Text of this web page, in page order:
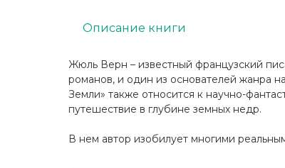
Жюль Верн – известный французский
романов, и один из основателей жанра
Земли» также относится к научно-
путешествие в глубине земных недр.
В нем автор изобилует многими
Описание книги